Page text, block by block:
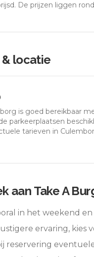
. De prijzen liggen
locatie
is goed bereikbaar
parkeerplaatsen
tarieven in
aan Take A
in het weekend
ervaring, kies
reservering